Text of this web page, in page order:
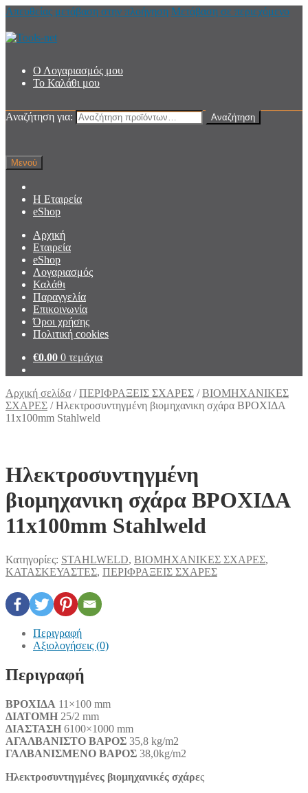
Απευθείας μετάβαση στην πλοήγηση Μετάβαση σε περιεχόμενο
Ο Λογαριασμός μου
Το Καλάθι μου
Αναζήτηση για: Αναζήτηση
Μενού
Η Εταιρεία
eShop
Αρχική
Εταιρεία
eShop
Λογαριασμός
Καλάθι
Παραγγελία
Επικοινωνία
Όροι χρήσης
Πολιτική cookies
€0.00 0 τεμάχια
Αρχική σελίδα /ΠΕΡΙΦΡΑΞΕΙΣ ΣΧΑΡΕΣ /ΒΙΟΜΗΧΑΝΙΚΕΣ
ΣΧΑΡΕΣ /Ηλεκτροσυντηγμένη βιομηχανικη σχάρα ΒΡΟΧΙΔΑ
11x100mm Stahlweld
Ηλεκτροσυντηγμένη
βιομηχανικη σχάρα ΒΡΟΧΙΔΑ
11x100mm Stahlweld
Κατηγορίες: STAHLWELD, ΒΙΟΜΗΧΑΝΙΚΕΣ ΣΧΑΡΕΣ,
ΚΑΤΑΣΚΕΥΑΣΤΕΣ, ΠΕΡΙΦΡΑΞΕΙΣ ΣΧΑΡΕΣ
Περιγραφή
Αξιολογήσεις (0)
Περιγραφή
ΒΡΟΧΙΔΑ 11×100 mm
ΔΙΑΤΟΜΗ 25/2 mm
ΔΙΑΣΤΑΣΗ 6100×1000 mm
ΑΓΑΛΒΑΝΙΣΤΟ ΒΑΡΟΣ 35,8 kg/m2
ΓΑΛΒΑΝΙΣΜΕΝΟ ΒΑΡΟΣ 38,0kg/m2
Ηλεκτροσυντηγμένες βιομηχανικές σχάρες